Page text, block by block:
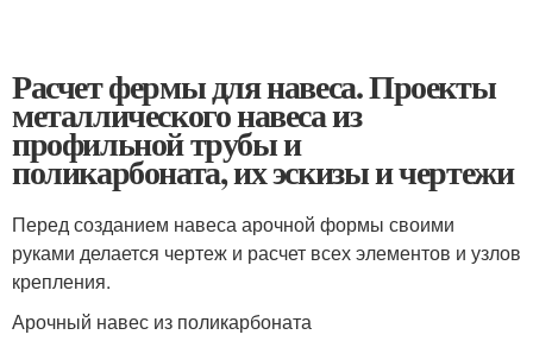
Расчет фермы для навеса. Проекты
металлического навеса из
профильной трубы и
поликарбоната, их эскизы и чертежи
Перед созданием навеса арочной формы своими
руками делается чертеж и расчет всех элементов и узлов
крепления.
Арочный навес из поликарбоната